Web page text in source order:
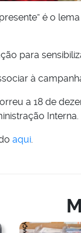
é o
para
à
a 18 de
Interna.
aqui.